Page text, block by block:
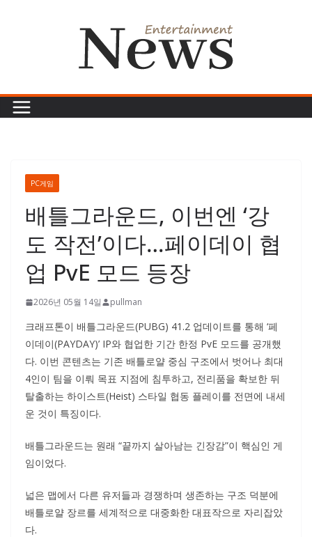
PC게임
배틀그라운드, 이번엔 ‘강
도 작전’이다…페이데이 협
업 PvE 모드 등장
2026년 05월 14일 pullman
크래프톤이 배틀그라운드(PUBG) 41.2 업데이트를 통해 ‘페
이데이(PAYDAY)’ IP와 협업한 기간 한정 PvE 모드를 공개했
다. 이번 콘텐츠는 기존 배틀로얄 중심 구조에서 벗어나 최대
4인이 팀을 이뤄 목표 지점에 침투하고, 전리품을 확보한 뒤
탈출하는 하이스트(Heist) 스타일 협동 플레이를 전면에 내세
운 것이 특징이다.
배틀그라운드는 원래 “끝까지 살아남는 긴장감”이 핵심인 게
임이었다.
넓은 맵에서 다른 유저들과 경쟁하며 생존하는 구조 덕분에
배틀로얄 장르를 세계적으로 대중화한 대표작으로 자리잡았
다.